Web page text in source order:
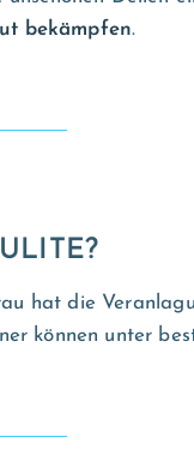
bekämpfen.
hat die
können unter